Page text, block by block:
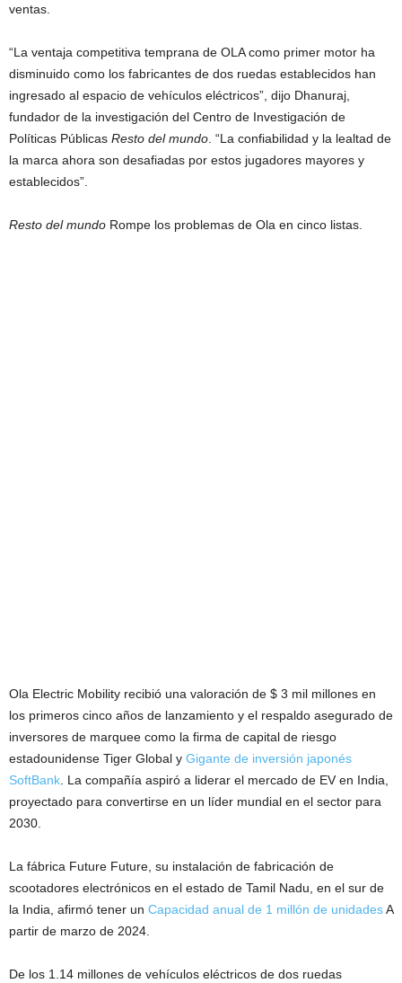
ventas.
“La ventaja competitiva temprana de OLA como primer motor ha
disminuido como los fabricantes de dos ruedas establecidos han
ingresado al espacio de vehículos eléctricos”, dijo Dhanuraj,
fundador de la investigación del Centro de Investigación de
Políticas Públicas Resto del mundo . “La confiabilidad y la lealtad de
la marca ahora son desafiadas por estos jugadores mayores y
establecidos”.
Resto del mundo Rompe los problemas de Ola en cinco listas.
Ola Electric Mobility recibió una valoración de $ 3 mil millones en
los primeros cinco años de lanzamiento y el respaldo asegurado de
inversores de marquee como la firma de capital de riesgo
estadounidense Tiger Global y Gigante de inversión japonés
SoftBank . La compañía aspiró a liderar el mercado de EV en India,
proyectado para convertirse en un líder mundial en el sector para
2030.
La fábrica Future Future, su instalación de fabricación de
scootadores electrónicos en el estado de Tamil Nadu, en el sur de
la India, afirmó tener un Capacidad anual de 1 millón de unidadesA
partir de marzo de 2024.
De los 1.14 millones de vehículos eléctricos de dos ruedas